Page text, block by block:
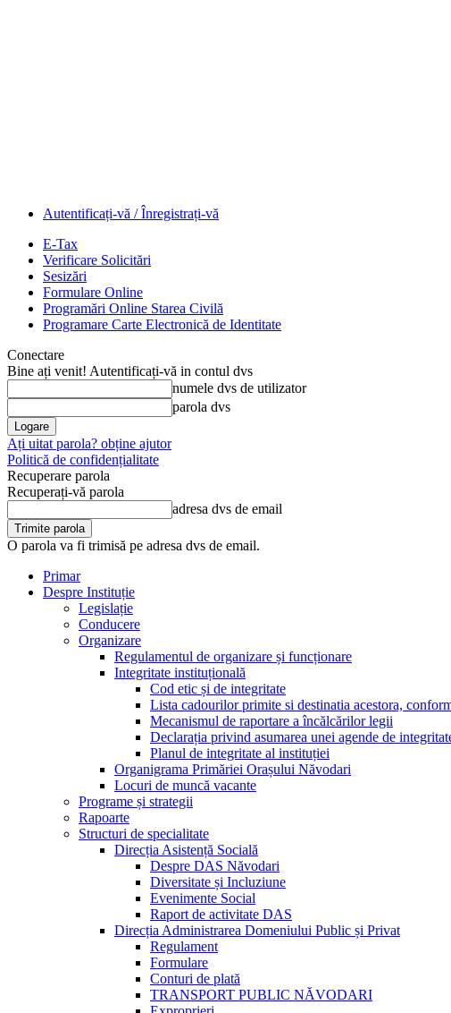
Autentificați-vă / Înregistrați-vă
E-Tax
Verificare Solicitări
Sesizări
Formulare Online
Programări Online Starea Civilă
Programare Carte Electronică de Identitate
Conectare
Bine ați venit! Autentificați-vă in contul dvs
numele dvs de utilizator
parola dvs
Ați uitat parola? obține ajutor
Politică de confidențialitate
Recuperare parola
Recuperați-vă parola
adresa dvs de email
O parola va fi trimisă pe adresa dvs de email.
Primar
Despre Instituție
Legislație
Conducere
Organizare
Regulamentul de organizare și funcționare
Integritate instituțională
Cod etic și de integritate
Lista cadourilor primite si destinatia acestora,
Mecanismul de raportare a încălcărilor legii
Declarația privind asumarea unei agende de
Planul de integritate al instituției
Organigrama Primăriei Orașului Năvodari
Locuri de muncă vacante
Programe și strategii
Rapoarte
Structuri de specialitate
Direcția Asistență Socială
Despre DAS Năvodari
Diversitate și Incluziune
Evenimente Social
Raport de activitate DAS
Direcția Administrarea Domeniului Public și Privat
Regulament
Formulare
Conturi de plată
TRANSPORT PUBLIC NĂVODARI